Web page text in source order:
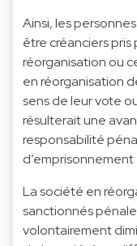
Ainsi, les
être créanciers pris
réorganisation ou
en réorganisation
sens de leur vote
résulterait une
responsabilité
La société en
sanctionnés
volontairement